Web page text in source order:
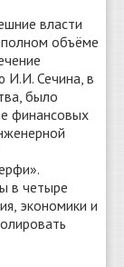
власти
объёме
И.И. Сечина, в
было
финансовых
в четыре
экономики и